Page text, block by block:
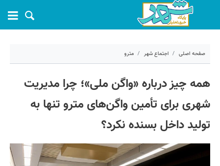
صفحه اصلی اجتماع شهر مترو
کد مطلب:44187
همه چیز درباره «واگن ملی»؛ چرا مدیریت
شهری برای تأمین واگن‌های مترو تنها به
تولید داخل بسنده نکرد؟